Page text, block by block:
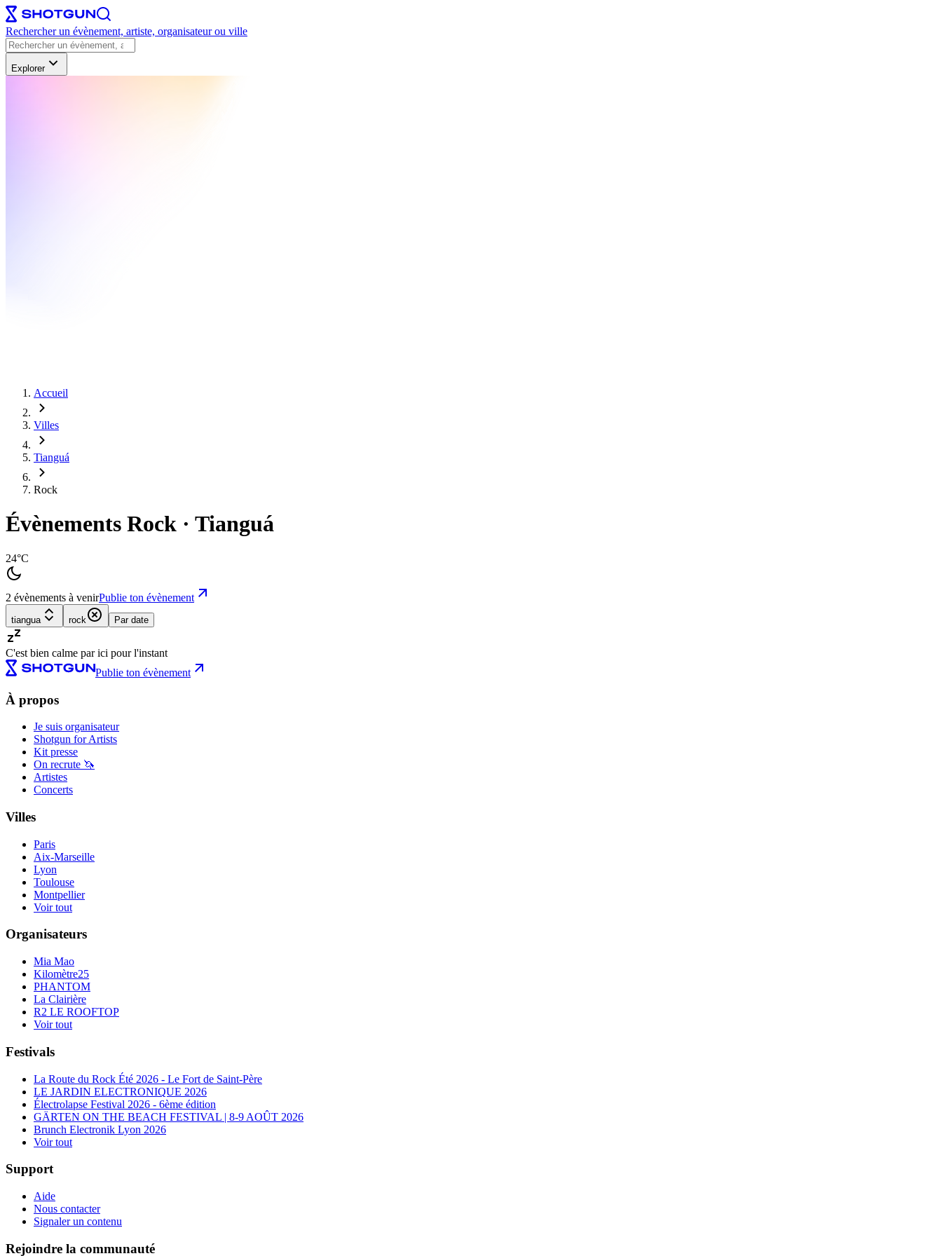
Rechercher un évènement, artiste, organisateur ou ville
Explorer
Accueil
Villes
Tianguá
Rock
Évènements Rock · Tianguá
24°C
2 évènements à venirPublie ton évènement
tiangua rock Par date
C'est bien calme par ici pour l'instant
Publie ton évènement
À propos
Je suis organisateur
Shotgun for Artists
Kit presse
On recrute 🦄
Artistes
Concerts
Villes
Paris
Aix-Marseille
Lyon
Toulouse
Montpellier
Voir tout
Organisateurs
Mia Mao
Kilomètre25
PHANTOM
La Clairière
R2 LE ROOFTOP
Voir tout
Festivals
La Route du Rock Été 2026 - Le Fort de Saint-Père
LE JARDIN ELECTRONIQUE 2026
Électrolapse Festival 2026 - 6ème édition
GÄRTEN ON THE BEACH FESTIVAL | 8-9 AOÛT 2026
Brunch Electronik Lyon 2026
Voir tout
Support
Aide
Nous contacter
Signaler un contenu
Rejoindre la communauté